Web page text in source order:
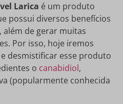
Larica é um produto
possui diversos benefícios
além de gerar muitas
Por isso, hoje iremos
desmistificar esse produto
o canabidiol,
(popularmente conhecida